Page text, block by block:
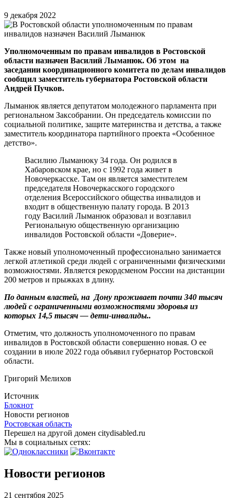
9 декабря 2022
Уполномоченным по правам инвалидов в Ростовской
области назначен Василий Лыманюк. Об этом на
заседании координационного комитета по делам инвалидов
сообщил заместитель губернатора Ростовской области
Андрей Пучков.
Лыманюк является депутатом молодежного парламента при
региональном Заксобрании. Он председатель комиссии по
социальной политике, защите материнства и детства, а также
заместитель координатора партийного проекта «Особенное
детство».
Василию Лыманюку 34 года. Он родился в
Хабаровском крае, но с 1992 года живет в
Новочеркасске. Там он является заместителем
председателя Новочеркасского городского
отделения Всероссийского общества инвалидов и
входит в общественную палату города. В 2013
году Василий Лыманюк образовал и возглавил
Региональную общественную организацию
инвалидов Ростовской области «Доверие».
Также новый уполномоченный профессионально занимается
легкой атлетикой среди людей с ограниченными физическими
возможностями. Является рекордсменом России на дистанции
200 метров и прыжках в длину.
По данным властей, на Дону проживает почти 340 тысяч
людей с ограниченными возможностями здоровья из
которых 14,5 тысяч — дети-инвалиды..
Отметим, что должность уполномоченного по правам
инвалидов в Ростовской области совершенно новая. О ее
создании в июле 2022 года объявил губернатор Ростовской
области.
Григорий Мелихов
Источник
Блокнот
Новости регионов
Ростовская область
Перешел на другой домен citydisabled.ru
Мы в социальных сетях:
Новости регионов
21 сентября 2025